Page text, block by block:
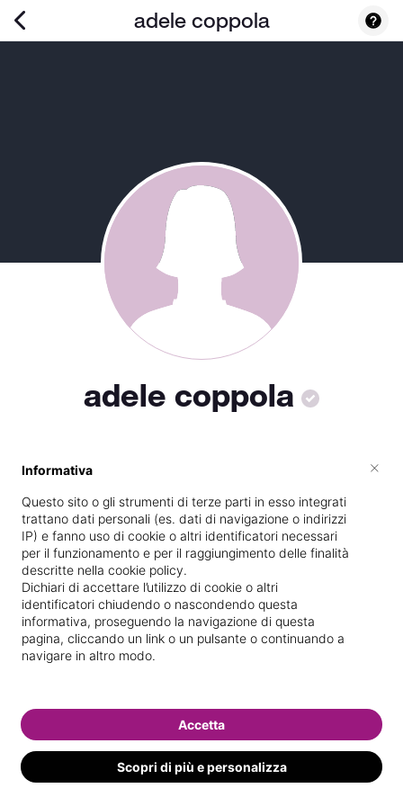
adele coppola
adele coppola
Specializzata inTrattamenti corpo
Vedi le informazioni di adele
Informativa
Questo sito o gli strumenti di terze parti in esso integrati
trattano dati personali (es. dati di navigazione o indirizzi
IP) e fanno uso di cookie o altri identificatori necessari
per il funzionamento e per il raggiungimento delle finalità
descritte nella cookie policy.
Dichiari di accettare l’utilizzo di cookie o altri
identificatori chiudendo o nascondendo questa
informativa, proseguendo la navigazione di questa
pagina, cliccando un link o un pulsante o continuando a
navigare in altro modo.
Scopri di più e personalizza
Accetta
×